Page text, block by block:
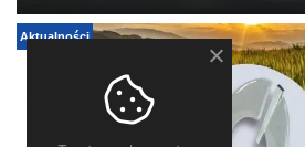
Aktualności